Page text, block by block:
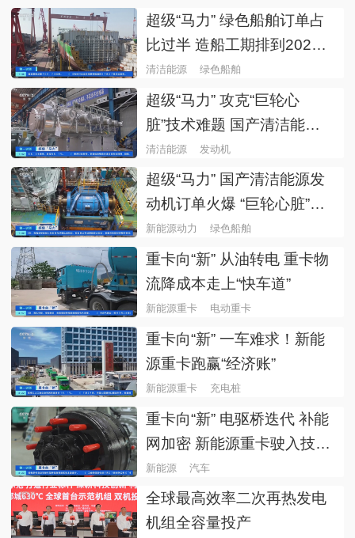
超级“马力” 绿色船舶订单占
比过半 造船工期排到2029
年后
清洁能源 绿色船舶
超级“马力” 攻克“巨轮心
脏”技术难题 国产清洁能源
发动机全谱系突围
清洁能源 发动机
超级“马力” 国产清洁能源发
动机订单火爆 “巨轮心脏”海
外订单占60%
新能源动力 绿色船舶
重卡向“新” 从油转电 重卡物
流降成本走上“快车道”
新能源重卡 电动重卡
重卡向“新” 一车难求！新能
源重卡跑赢“经济账”
新能源重卡 充电桩
重卡向“新” 电驱桥迭代 补能
网加密 新能源重卡驶入技术
红利期
新能源 汽车
全球最高效率二次再热发电
机组全容量投产